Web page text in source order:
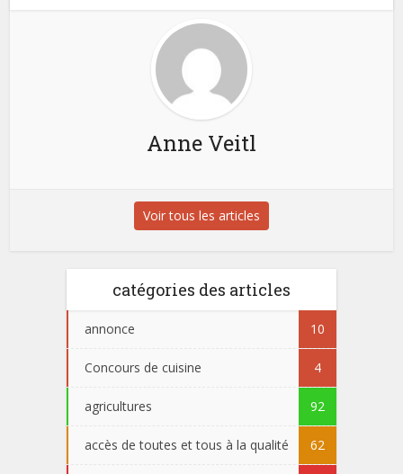
Anne Veitl
Voir tous les articles
catégories des articles
annonce 10
Concours de cuisine 4
agricultures 92
accès de toutes et tous à la qualité 62